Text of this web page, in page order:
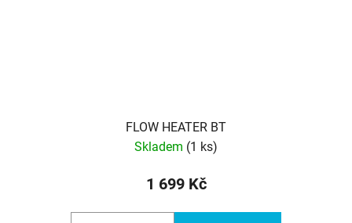
FLOW HEATER BT
Skladem (1 ks)
1 699 Kč